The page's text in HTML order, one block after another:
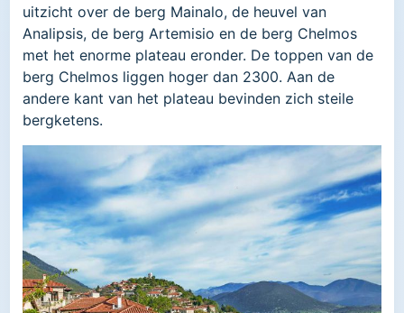
uitzicht over de berg Mainalo, de heuvel van
Analipsis, de berg Artemisio en de berg Chelmos
met het enorme plateau eronder. De toppen van de
berg Chelmos liggen hoger dan 2300. Aan de
andere kant van het plateau bevinden zich steile
bergketens.